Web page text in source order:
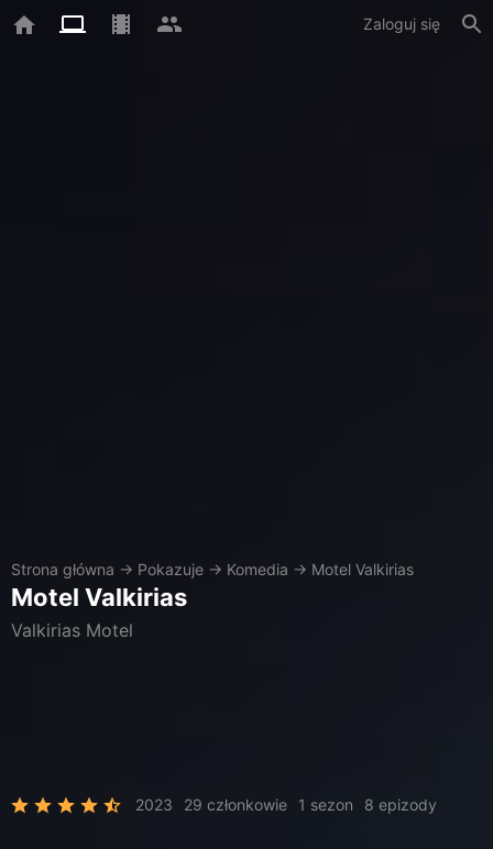
Zaloguj się
Strona główna → Pokazuje → Komedia → Motel Valkirias
Motel Valkirias
Valkirias Motel
2023 29 członkowie 1 sezon 8 epizody